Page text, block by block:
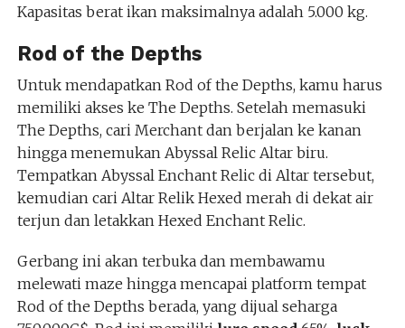
Kapasitas berat ikan maksimalnya adalah 5.000 kg.
Rod of the Depths
Untuk mendapatkan Rod of the Depths, kamu harus
memiliki akses ke The Depths. Setelah memasuki
The Depths, cari Merchant dan berjalan ke kanan
hingga menemukan Abyssal Relic Altar biru.
Tempatkan Abyssal Enchant Relic di Altar tersebut,
kemudian cari Altar Relik Hexed merah di dekat air
terjun dan letakkan Hexed Enchant Relic.
Gerbang ini akan terbuka dan membawamu
melewati maze hingga mencapai platform tempat
Rod of the Depths berada, yang dijual seharga